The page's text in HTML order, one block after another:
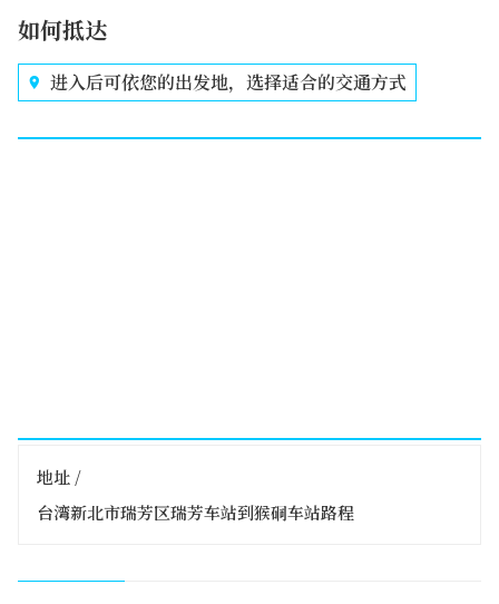
如何抵达
进入后可依您的出发地，选择适合的交通方式
地址 /
台湾新北市瑞芳区瑞芳车站到猴硐车站路程